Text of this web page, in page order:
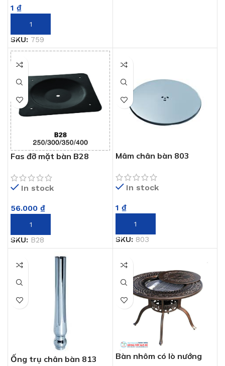
1 ₫
THÊM VÀO GIỎ HÀNG
SKU: 759
Fas đỡ mặt bàn B28
In stock
56.000 ₫
THÊM VÀO GIỎ HÀNG
SKU: B28
Mâm chân bàn 803
In stock
1 ₫
THÊM VÀO GIỎ HÀNG
SKU: 803
Ống trụ chân bàn 813
Bàn nhôm có lò nướng